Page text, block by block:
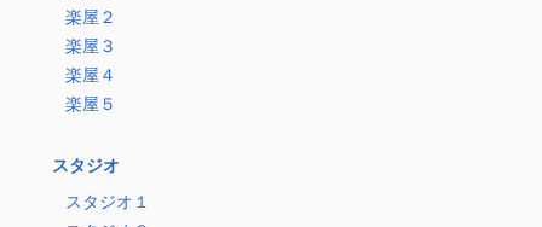
楽屋２
楽屋３
楽屋４
楽屋５
スタジオ
スタジオ１